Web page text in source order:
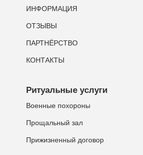
ИНФОРМАЦИЯ
ОТЗЫВЫ
ПАРТНЁРСТВО
КОНТАКТЫ
Ритуальные услуги
Военные похороны
Прощальный зал
Прижизненный договор